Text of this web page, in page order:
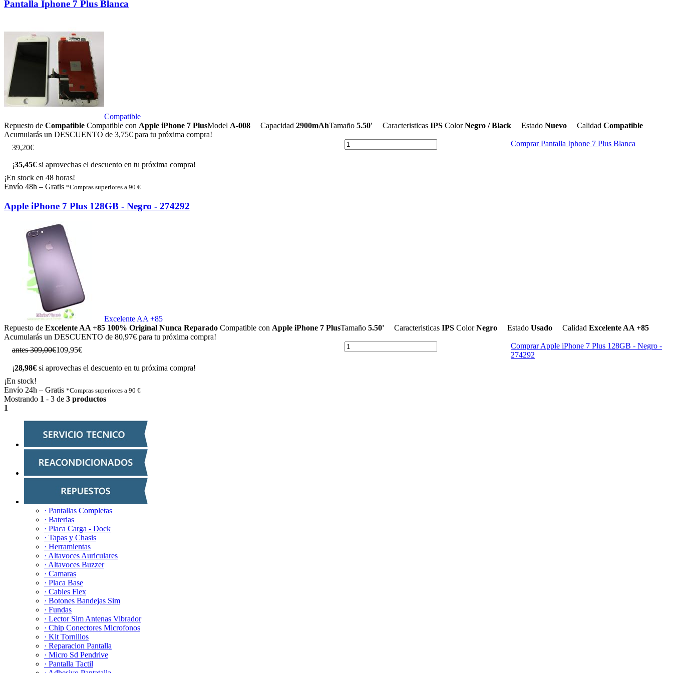
Pantalla Iphone 7 Plus Blanca
Compatible
Repuesto de Compatible Compatible con Apple iPhone 7 PlusModel A-008 Capacidad 2900mAhTamaño 5.50' Caracteristicas IPS Color Negro / Black Estado Nuevo Calidad Compatible
Acumularás un DESCUENTO de 3,75€ para tu próxima compra!
39,20€ Comprar Pantalla Iphone 7 Plus Blanca
¡35,45€ si aprovechas el descuento en tu próxima compra!
¡En stock en 48 horas!
Envío 48h – Gratis *Compras superiores a 90 €
Apple iPhone 7 Plus 128GB - Negro - 274292
Excelente AA +85
Repuesto de Excelente AA +85 100% Original Nunca Reparado Compatible con Apple iPhone 7 PlusTamaño 5.50' Caracteristicas IPS Color Negro Estado Usado Calidad Excelente AA +85
Acumularás un DESCUENTO de 80,97€ para tu próxima compra!
antes 309,00€109,95€
Comprar Apple iPhone 7 Plus 128GB - Negro -
274292
¡28,98€ si aprovechas el descuento en tu próxima compra!
¡En stock!
Envío 24h – Gratis *Compras superiores a 90 €
Mostrando 1 - 3 de 3 productos
1
· Pantallas Completas
· Baterias
· Placa Carga - Dock
· Tapas y Chasis
· Herramientas
· Altavoces Auriculares
· Altavoces Buzzer
· Camaras
· Placa Base
· Cables Flex
· Botones Bandejas Sim
· Fundas
· Lector Sim Antenas Vibrador
· Chip Conectores Microfonos
· Kit Tornillos
· Reparacion Pantalla
· Micro Sd Pendrive
· Pantalla Tactil